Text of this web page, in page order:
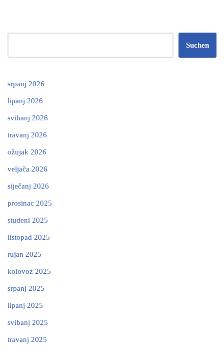
Suchen
srpanj 2026
lipanj 2026
svibanj 2026
travanj 2026
ožujak 2026
veljača 2026
siječanj 2026
prosinac 2025
studeni 2025
listopad 2025
rujan 2025
kolovoz 2025
srpanj 2025
lipanj 2025
svibanj 2025
travanj 2025